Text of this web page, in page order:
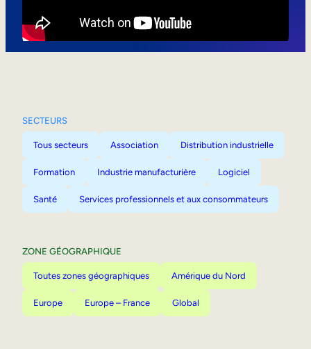
SECTEURS
Tous secteurs Association Distribution industrielle
Formation Industrie manufacturière Logiciel
Santé Services professionnels et aux consommateurs
ZONE GÉOGRAPHIQUE
Toutes zones géographiques Amérique du Nord
Europe Europe – France Global